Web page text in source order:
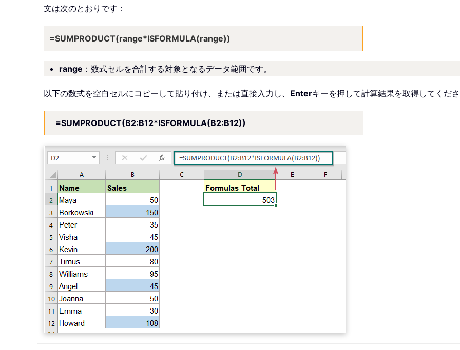
文は次のとおりです：
=SUMPRODUCT(range*ISFORMULA(range))
range ：数式セルを合計する対象となるデータ範囲です。
以下の数式を空白セルにコピーして貼り付け、または直接入力し、 Enterキーを押して計算結果を取得してくだ
=SUMPRODUCT(B2:B12*ISFORMULA(B2:B12))